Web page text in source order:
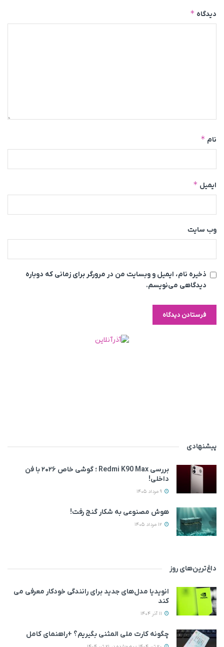
دیدگاه *
نام *
ایمیل *
وب‌ سایت
ذخیره نام، ایمیل و وبسایت من در مرورگر برای زمانی که دوباره
دیدگاهی می‌نویسم.
پیشنهادی
بررسی Redmi K90 Max ؛ گوشی خاص‌ ۲۰۲۶ با فن
داخلی!
هوش مصنوعی به شکار گنج رفت!
داغ‌ترین‌های روز
انویدیا مدل‌های جدید برای رانندگی خودکار معرفی می
کند
چگونه کارت ملی المثنی بگیریم؟ +راهنمای کامل